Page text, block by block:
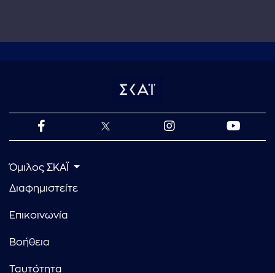
Όμιλος ΣΚΑΪ
Διαφημιστείτε
Επικοινωνία
Βοήθεια
Ταυτότητα